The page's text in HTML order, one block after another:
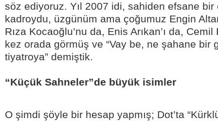
söz ediyoruz. Yıl 2007 idi, sahiden efsane
kadroydu, üzgünüm ama çoğumuz Engin
Rıza Kocaoğlu’nu da, Enis Arıkan’ı da,
kez orada görmüş ve “Vay be, ne şahane bir
tiyatroya” demiştik.
“Küçük Sahneler”de büyük isimler
O şimdi şöyle bir hesap yapmış; Dot’ta